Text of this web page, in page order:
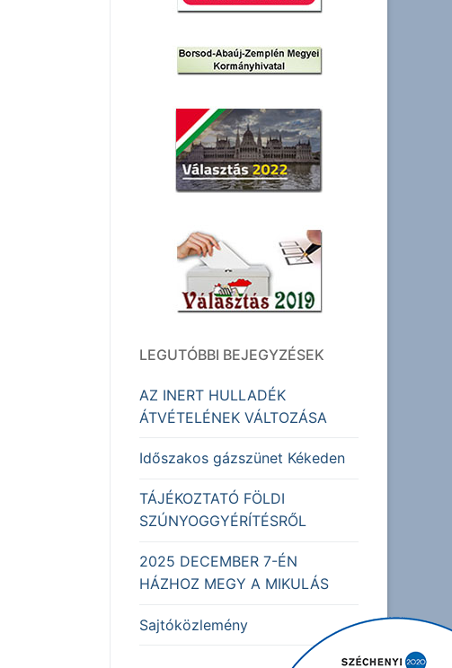
LEGUTÓBBI BEJEGYZÉSEK
AZ INERT HULLADÉK
ÁTVÉTELÉNEK VÁLTOZÁSA
Időszakos gázszünet Kékeden
TÁJÉKOZTATÓ FÖLDI
SZÚNYOGGYÉRÍTÉSRŐL
2025 DECEMBER 7-ÉN
HÁZHOZ MEGY A MIKULÁS
Sajtóközlemény